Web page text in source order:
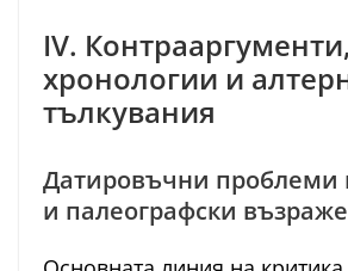
IV. Контрааргументи,
хронологии и
тълкувания
Датировъчни проблеми
и палеографски